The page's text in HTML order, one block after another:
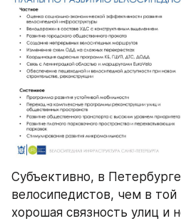
Субъективно, в
велосипедистов, чем в
хорошая связность улиц и